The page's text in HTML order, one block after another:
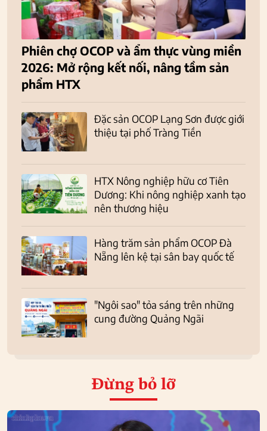
Phiên chợ OCOP và ẩm thực vùng miền
2026: Mở rộng kết nối, nâng tầm sản
phẩm HTX
Đặc sản OCOP Lạng Sơn được giới
thiệu tại phố Tràng Tiền
HTX Nông nghiệp hữu cơ Tiên
Dương: Khi nông nghiệp xanh tạo
nên thương hiệu
Hàng trăm sản phẩm OCOP Đà
Nẵng lên kệ tại sân bay quốc tế
"Ngôi sao" tỏa sáng trên những
cung đường Quảng Ngãi
Đừng bỏ lỡ